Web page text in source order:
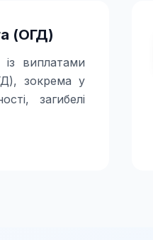
(ОГД)
виплатами
зокрема у
загибелі